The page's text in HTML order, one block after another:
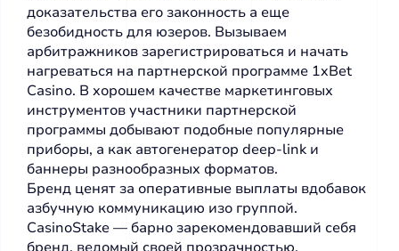
доказательства его законность а еще
безобидность для юзеров. Вызываем
арбитражников зарегистрироваться и начать
нагреваться на партнерской программе 1xBet
Casino. В хорошем качестве маркетинговых
инструментов участники партнерской
программы добывают подобные популярные
приборы, а как автогенератор deep-link и
баннеры разнообразных форматов.
Бренд ценят за оперативные выплаты вдобавок
азбучную коммуникацию изо группой.
CasinoStake — барно зарекомендовавший себя